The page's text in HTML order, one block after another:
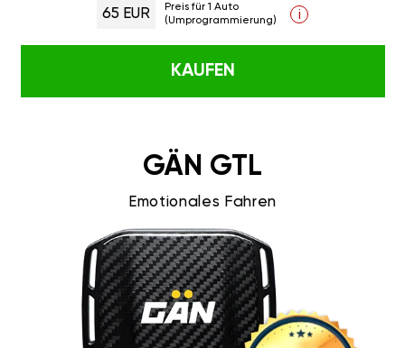
65 EUR
Preis für 1 Auto
(Umprogrammierung)
i
KAUFEN
GÄN GTL
Emotionales Fahren